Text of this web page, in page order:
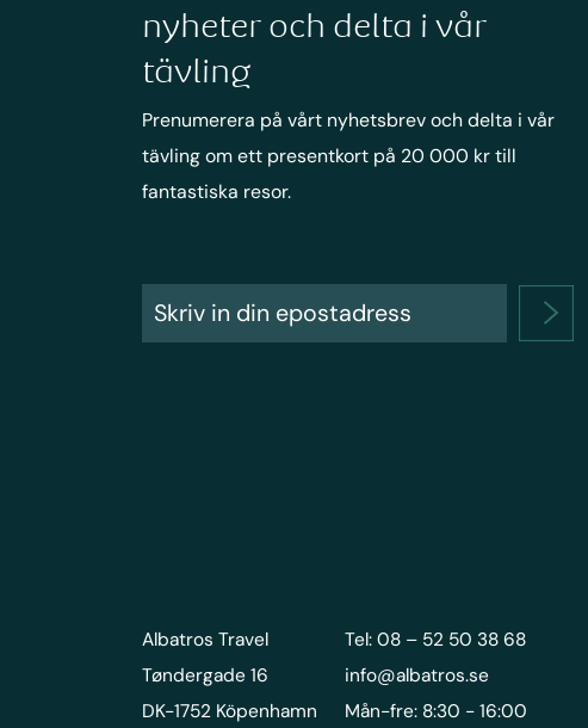
nyheter och delta i vår
tävling
Prenumerera på vårt nyhetsbrev och delta i vår
tävling om ett presentkort på 20 000 kr till
fantastiska resor.
Albatros Travel
Tøndergade 16
DK-1752 Köpenhamn
Tel: 08 – 52 50 38 68
info@albatros.se
Mån-fre: 8:30 - 16:00